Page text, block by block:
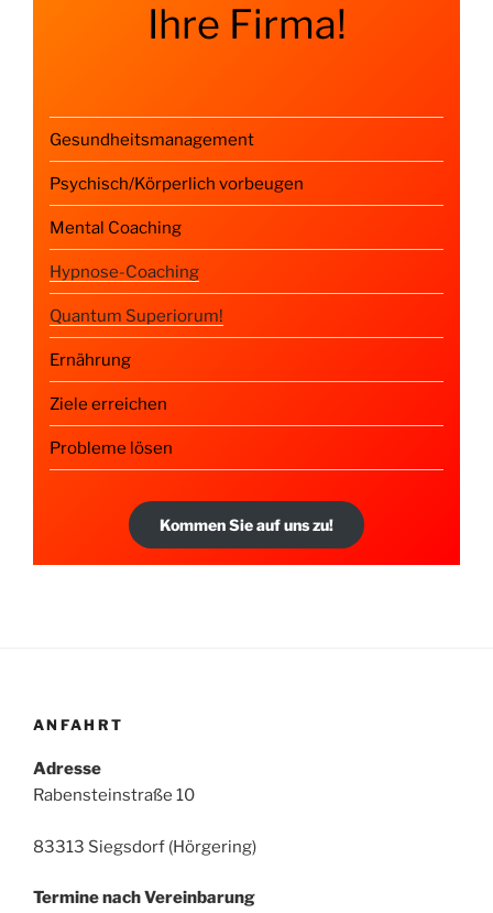
Ihre Firma!
Gesundheitsmanagement
Psychisch/Körperlich vorbeugen
Mental Coaching
Hypnose-Coaching
Quantum Superiorum!
Ernährung
Ziele erreichen
Probleme lösen
Kommen Sie auf uns zu!
ANFAHRT
Adresse
Rabensteinstraße 10
83313 Siegsdorf (Hörgering)
Termine nach Vereinbarung